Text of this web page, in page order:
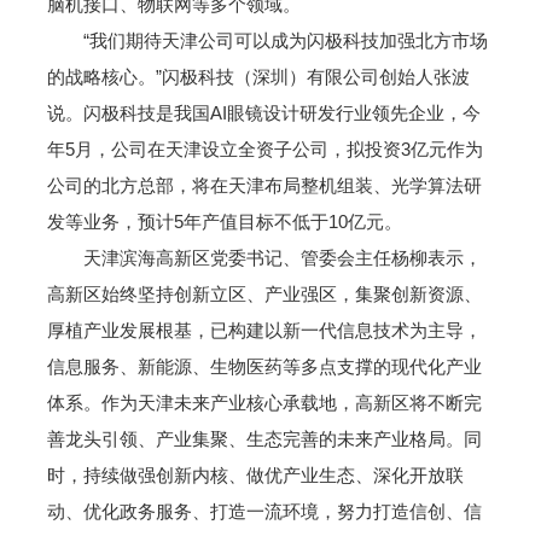
脑机接口、物联网等多个领域。
“我们期待天津公司可以成为闪极科技加强北方市场
的战略核心。”闪极科技（深圳）有限公司创始人张波
说。闪极科技是我国AI眼镜设计研发行业领先企业，今
年5月，公司在天津设立全资子公司，拟投资3亿元作为
公司的北方总部，将在天津布局整机组装、光学算法研
发等业务，预计5年产值目标不低于10亿元。
天津滨海高新区党委书记、管委会主任杨柳表示，
高新区始终坚持创新立区、产业强区，集聚创新资源、
厚植产业发展根基，已构建以新一代信息技术为主导，
信息服务、新能源、生物医药等多点支撑的现代化产业
体系。作为天津未来产业核心承载地，高新区将不断完
善龙头引领、产业集聚、生态完善的未来产业格局。同
时，持续做强创新内核、做优产业生态、深化开放联
动、优化政务服务、打造一流环境，努力打造信创、信